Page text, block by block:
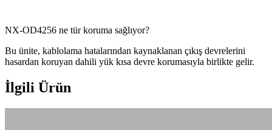
NX-OD4256 ne tür koruma sağlıyor?
Bu ünite, kablolama hatalarından kaynaklanan çıkış devrelerini
hasardan koruyan dahili yük kısa devre korumasıyla birlikte gelir.
İlgili Ürün